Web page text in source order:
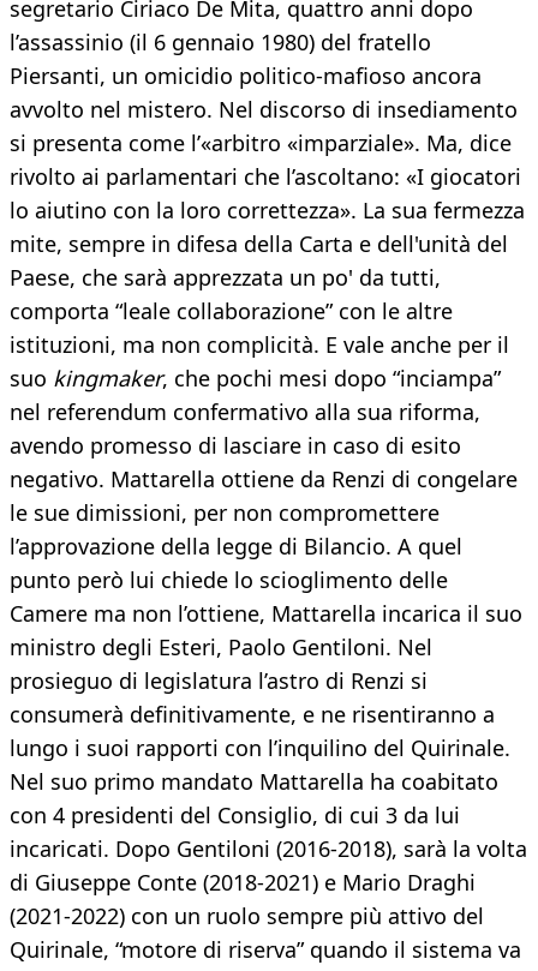
segretario Ciriaco De Mita, quattro anni dopo
l’assassinio (il 6 gennaio 1980) del fratello
Piersanti, un omicidio politico-mafioso ancora
avvolto nel mistero. Nel discorso di insediamento
si presenta come l’«arbitro «imparziale». Ma, dice
rivolto ai parlamentari che l’ascoltano: «I giocatori
lo aiutino con la loro correttezza». La sua fermezza
mite, sempre in difesa della Carta e dell'unità del
Paese, che sarà apprezzata un po' da tutti,
comporta “leale collaborazione” con le altre
istituzioni, ma non complicità. E vale anche per il
suo kingmaker, che pochi mesi dopo “inciampa”
nel referendum confermativo alla sua riforma,
avendo promesso di lasciare in caso di esito
negativo. Mattarella ottiene da Renzi di congelare
le sue dimissioni, per non compromettere
l’approvazione della legge di Bilancio. A quel
punto però lui chiede lo scioglimento delle
Camere ma non l’ottiene, Mattarella incarica il suo
ministro degli Esteri, Paolo Gentiloni. Nel
prosieguo di legislatura l’astro di Renzi si
consumerà definitivamente, e ne risentiranno a
lungo i suoi rapporti con l’inquilino del Quirinale.
Nel suo primo mandato Mattarella ha coabitato
con 4 presidenti del Consiglio, di cui 3 da lui
incaricati. Dopo Gentiloni (2016-2018), sarà la volta
di Giuseppe Conte (2018-2021) e Mario Draghi
(2021-2022) con un ruolo sempre più attivo del
Quirinale, “motore di riserva” quando il sistema va